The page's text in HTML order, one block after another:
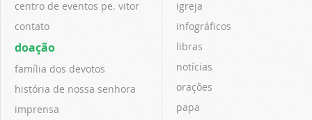
centro de eventos pe. vitor
contato
doação
família dos devotos
história de nossa senhora
imprensa
igreja
infográficos
libras
notícias
orações
papa